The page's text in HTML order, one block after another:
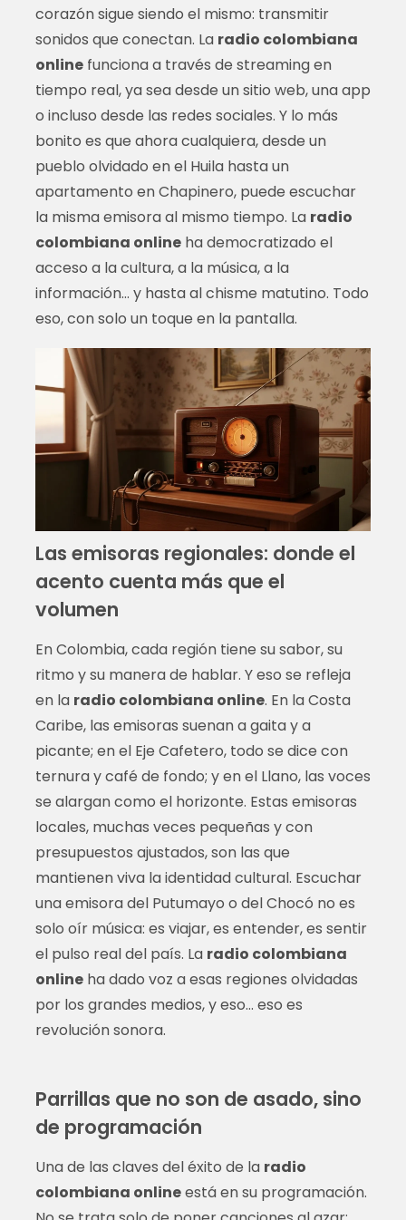
corazón sigue siendo el mismo: transmitir
sonidos que conectan. La radio colombiana
onlinefunciona a través de streaming en
tiempo real, ya sea desde un sitio web, una app
o incluso desde las redes sociales. Y lo más
bonito es que ahora cualquiera, desde un
pueblo olvidado en el Huila hasta un
apartamento en Chapinero, puede escuchar
la misma emisora al mismo tiempo. La radio
colombiana onlineha democratizado el
acceso a la cultura, a la música, a la
información… y hasta al chisme matutino. Todo
eso, con solo un toque en la pantalla.
Las emisoras regionales: donde el
acento cuenta más que el
volumen
En Colombia, cada región tiene su sabor, su
ritmo y su manera de hablar. Y eso se refleja
en la radio colombiana online. En la Costa
Caribe, las emisoras suenan a gaita y a
picante; en el Eje Cafetero, todo se dice con
ternura y café de fondo; y en el Llano, las voces
se alargan como el horizonte. Estas emisoras
locales, muchas veces pequeñas y con
presupuestos ajustados, son las que
mantienen viva la identidad cultural. Escuchar
una emisora del Putumayo o del Chocó no es
solo oír música: es viajar, es entender, es sentir
el pulso real del país. La radio colombiana
onlineha dado voz a esas regiones olvidadas
por los grandes medios, y eso… eso es
revolución sonora.
Parrillas que no son de asado, sino
de programación
Una de las claves del éxito de la radio
colombiana onlineestá en su programación.